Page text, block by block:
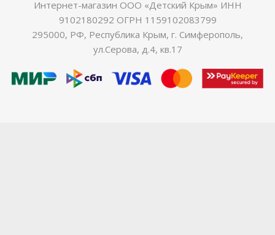
Интернет-магазин ООО «Детский Крым» ИНН
9102180292 ОГРН 1159102083799
295000, РФ, Республика Крым, г. Симферополь,
ул.Серова, д.4, кв.17